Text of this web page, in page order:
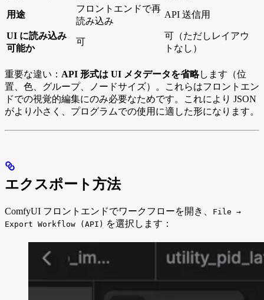
用途
フロントエンドで再
読み込み
API 送信用
UI に読み込み
可能か
可
可（ただしレイアウ
トなし）
重要な違い： API 形式は UI メタデータを省略します（位
置、色、グループ、ノードサイズ）。これらはフロントエン
ドでの視覚的編集にのみ必要なためです。これにより JSON
がより小さく、プログラムでの使用に適した形になります。
エクスポート方法
ComfyUI フロントエンドでワークフローを開き、
File →
Export Workflow (API) を選択します：